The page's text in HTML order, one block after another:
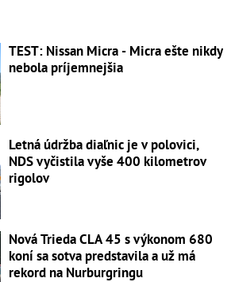
TEST: Nissan Micra - Micra ešte nikdy
nebola príjemnejšia
Letná údržba diaľnic je v polovici,
NDS vyčistila vyše 400 kilometrov
rigolov
Nová Trieda CLA 45 s výkonom 680
koní sa sotva predstavila a už má
rekord na Nurburgringu